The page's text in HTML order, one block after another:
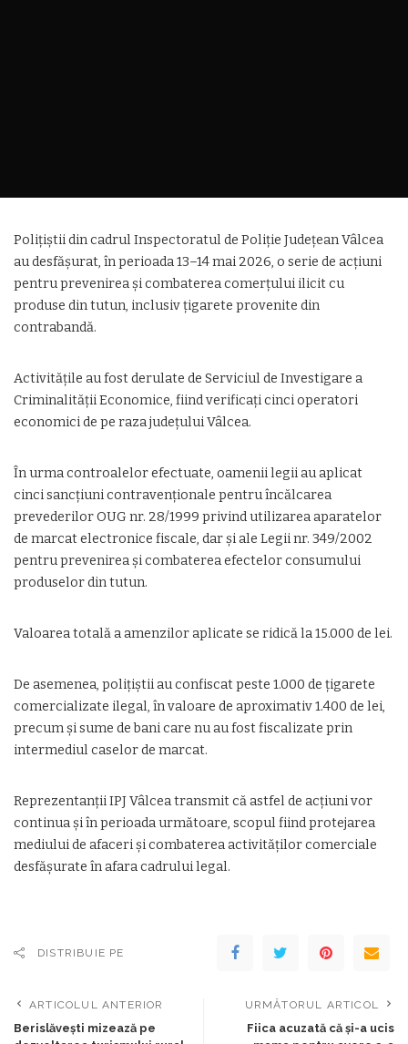
Polițiștii din cadrul Inspectoratul de Poliție Județean Vâlcea
au desfășurat, în perioada 13–14 mai 2026, o serie de acțiuni
pentru prevenirea și combaterea comerțului ilicit cu
produse din tutun, inclusiv țigarete provenite din
contrabandă.
Activitățile au fost derulate de Serviciul de Investigare a
Criminalității Economice, fiind verificați cinci operatori
economici de pe raza județului Vâlcea.
În urma controalelor efectuate, oamenii legii au aplicat
cinci sancțiuni contravenționale pentru încălcarea
prevederilor OUG nr. 28/1999 privind utilizarea aparatelor
de marcat electronice fiscale, dar și ale Legii nr. 349/2002
pentru prevenirea și combaterea efectelor consumului
produselor din tutun.
Valoarea totală a amenzilor aplicate se ridică la 15.000 de lei.
De asemenea, polițiștii au confiscat peste 1.000 de țigarete
comercializate ilegal, în valoare de aproximativ 1.400 de lei,
precum și sume de bani care nu au fost fiscalizate prin
intermediul caselor de marcat.
Reprezentanții IPJ Vâlcea transmit că astfel de acțiuni vor
continua și în perioada următoare, scopul fiind protejarea
mediului de afaceri și combaterea activităților comerciale
desfășurate în afara cadrului legal.
DISTRIBUIE PE
ARTICOLUL ANTERIOR
Berislăvești mizează pe
URMĂTORUL ARTICOL
Fiica acuzată că și-a ucis